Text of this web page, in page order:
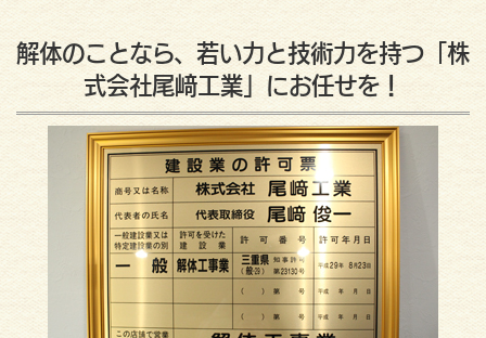
解体のことなら、若い力と技術力を持つ「株
式会社尾﨑工業」にお任せを！